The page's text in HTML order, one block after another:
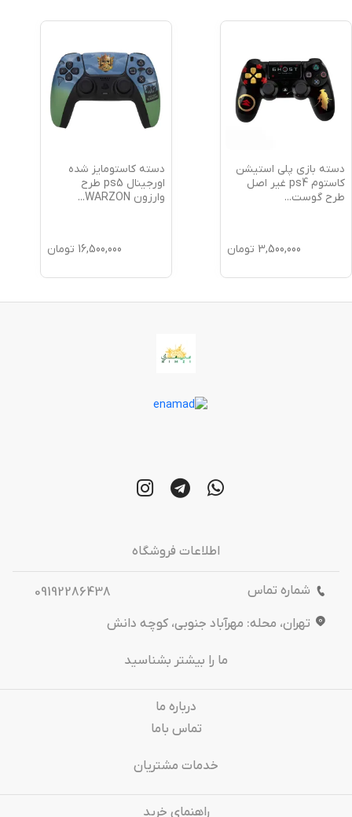
دسته بازی پلی استیشن
کاستوم ps4 غیر اصل
طرح گوست...
3,500,000 تومان
دسته کاستومایز شده
اورجینال ps5 طرح
وارزون WARZON
...
16,500,000 تومان
اطلاعات فروشگاه
شماره تماس
09192286438
تهران، محله: مهرآباد جنوبی، کوچه دانش
ما را بیشتر بشناسید
درباره‌ ما
تماس باما
خدمات مشتریان
راهنمای خرید